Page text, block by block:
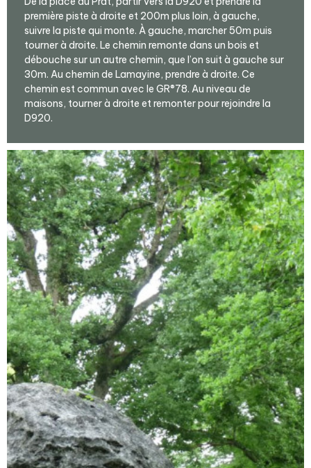
première piste à droite et 200m plus loin, à gauche,
suivre la piste qui monte. À gauche, marcher 50m puis
tourner à droite. Le chemin remonte dans un bois et
débouche sur un autre chemin, que l’on suit à gauche sur
30m. Au chemin de Lamayine, prendre à droite. Ce
chemin est commun avec le GR®78. Au niveau de
maisons, tourner à droite et remonter pour rejoindre la
D920.
Agrandir - Photo(s) (1)